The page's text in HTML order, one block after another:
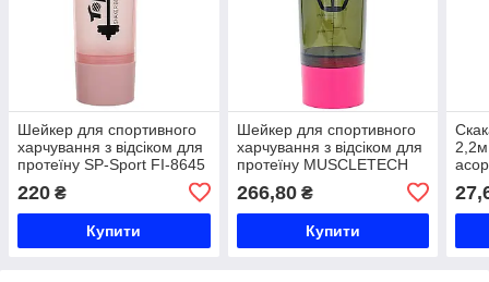
Шейкер для спортивного
харчування з відсіком для
протеїну SP-Sport FI-8645
асортименті Код FI-8645
220 ₴
Купити
Шейкер для спортивного
харчування з відсіком для
протеїну MUSCLETECH
500+100мл кольори в
асортименті Код FI-7016
266,80₴
Купити